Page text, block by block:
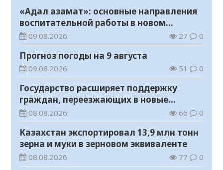
«Адал азамат»: основные направления
воспитательной работы в новом
учебном году
09.08.2026 27 0
Прогноз погоды на 9 августа
09.08.2026 51 0
Государство расширяет поддержку
граждан, переезжающих в новые
регионы для работы
08.08.2026 66 0
Казахстан экспортировал 13,9 млн тонн
зерна и муки в зерновом эквиваленте
08.08.2026 77 0